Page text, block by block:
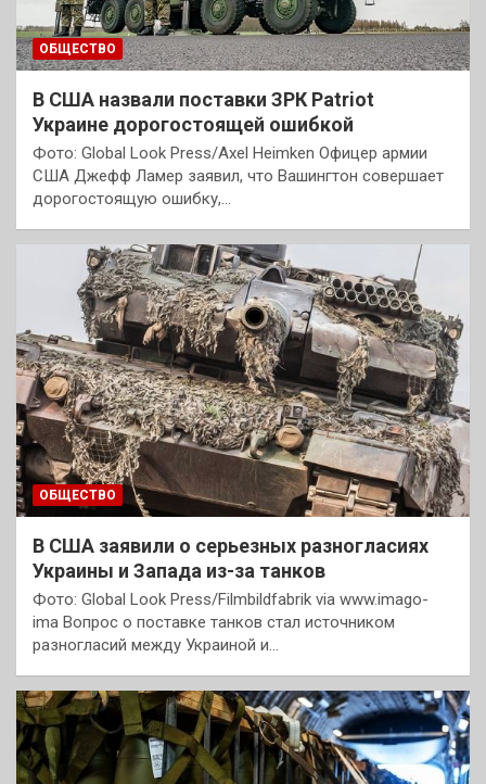
ОБЩЕСТВО
В США назвали поставки ЗРК Patriot
Украине дорогостоящей ошибкой
Фото: Global Look Press/Axel Heimken Офицер армии
США Джефф Ламер заявил, что Вашингтон совершает
дорогостоящую ошибку,…
ОБЩЕСТВО
В США заявили о серьезных разногласиях
Украины и Запада из-за танков
Фото: Global Look Press/Filmbildfabrik via www.imago-
ima Вопрос о поставке танков стал источником
разногласий между Украиной и…